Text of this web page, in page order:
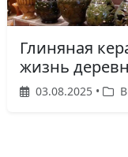
Глиняная
жизнь
03.08.2025 •